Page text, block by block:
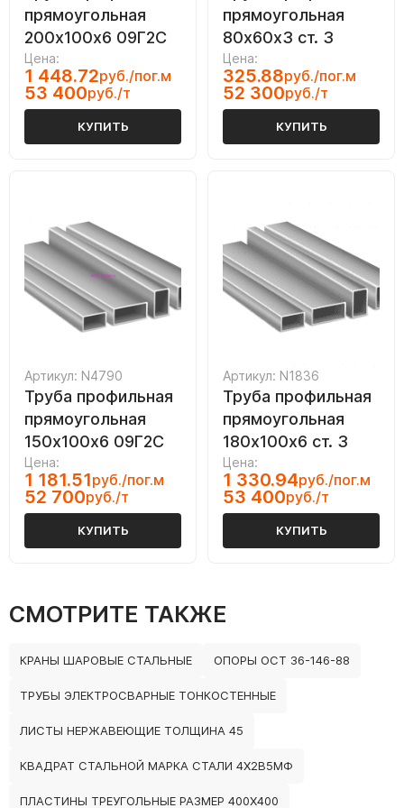
прямоугольная
200х100х6 09Г2С
Цена:
1 448.72руб./пог.м
53 400руб./т
КУПИТЬ
прямоугольная
80х60х3 ст. 3
Цена:
325.88руб./пог.м
52 300руб./т
КУПИТЬ
Артикул: N4790
Труба профильная
прямоугольная
150х100х6 09Г2С
Цена:
1 181.51руб./пог.м
52 700руб./т
КУПИТЬ
Артикул: N1836
Труба профильная
прямоугольная
180х100х6 ст. 3
Цена:
1 330.94руб./пог.м
53 400руб./т
КУПИТЬ
СМОТРИТЕ ТАКЖЕ
КРАНЫ ШАРОВЫЕ СТАЛЬНЫЕ ОПОРЫ ОСТ 36-146-88
ТРУБЫ ЭЛЕКТРОСВАРНЫЕ ТОНКОСТЕННЫЕ
ЛИСТЫ НЕРЖАВЕЮЩИЕ ТОЛЩИНА 45
КВАДРАТ СТАЛЬНОЙ МАРКА СТАЛИ 4Х2В5МФ
ПЛАСТИНЫ ТРЕУГОЛЬНЫЕ РАЗМЕР 400Х400